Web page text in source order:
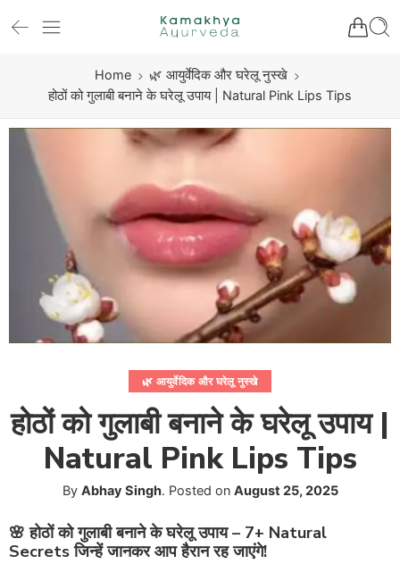
Home
🌿 आयुर्वेदिक और घरेलू नुस्खे
होठों को गुलाबी बनाने के घरेलू उपाय | Natural Pink Lips Tips
🌿 आयुर्वेदिक और घरेलू नुस्खे
होठों को गुलाबी बनाने के घरेलू उपाय |
Natural Pink Lips Tips
By Abhay Singh. Posted on August 25, 2025
🌸 होठों को गुलाबी बनाने के घरेलू उपाय – 7+ Natural
Secrets जिन्हें जानकर आप हैरान रह जाएंगे!